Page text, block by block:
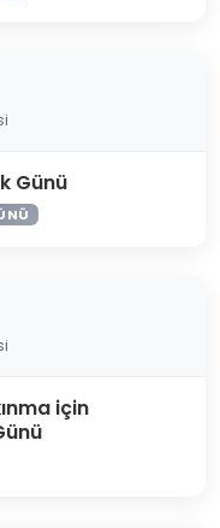
Günü
için